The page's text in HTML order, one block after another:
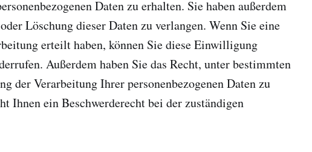
Daten zu erhalten. Sie haben außerdem
Löschung dieser Daten zu verlangen. Wenn Sie eine
erteilt haben, können Sie diese Einwilligung
Außerdem haben Sie das Recht, unter bestimmten
der Verarbeitung Ihrer personenbezogenen Daten zu
Ihnen ein Beschwerderecht bei der zuständigen